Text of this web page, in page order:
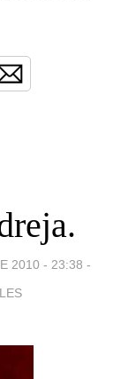
2010 - 23:38 -